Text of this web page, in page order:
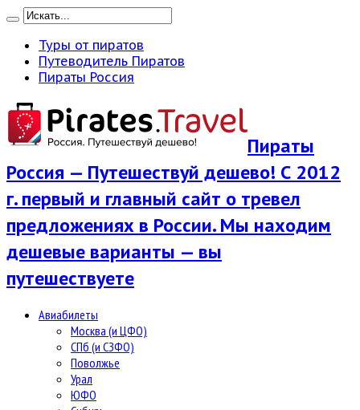
Туры от пиратов
Путеводитель Пиратов
Пираты Россия
Пираты
Россия — Путешествуй дешево! С 2012
г. первый и главный сайт о тревел
предложениях в России. Мы находим
дешевые варианты — вы
путешествуете
Авиабилеты
Москва (и ЦФО)
СПб (и СЗФО)
Поволжье
Урал
ЮФО